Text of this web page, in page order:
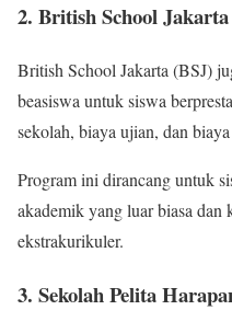
2. British School
British School Jakarta (BSJ)
beasiswa untuk siswa
sekolah, biaya ujian, dan
Program ini dirancang untuk
akademik yang luar biasa dan
ekstrakurikuler.
3. Sekolah Pelita